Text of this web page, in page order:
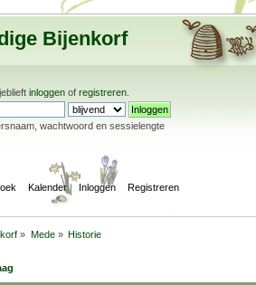
Bijenkorf
inloggen of registreren
wachtwoord en sessielengte
Kalender Inloggen Registreren
» Mede» Historie